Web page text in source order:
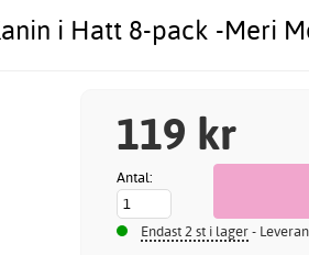
i Hatt 8-pack -Meri
119 kr
Antal:
Endast 2 st i lager-